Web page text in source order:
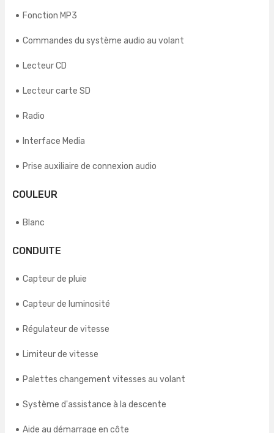
Fonction MP3
Commandes du système audio au volant
Lecteur CD
Lecteur carte SD
Radio
Interface Media
Prise auxiliaire de connexion audio
COULEUR
Blanc
CONDUITE
Capteur de pluie
Capteur de luminosité
Régulateur de vitesse
Limiteur de vitesse
Palettes changement vitesses au volant
Système d'assistance à la descente
Aide au démarrage en côte